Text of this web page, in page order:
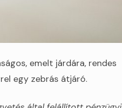
emelt járdára, rendes
egy zebrás átjáró.